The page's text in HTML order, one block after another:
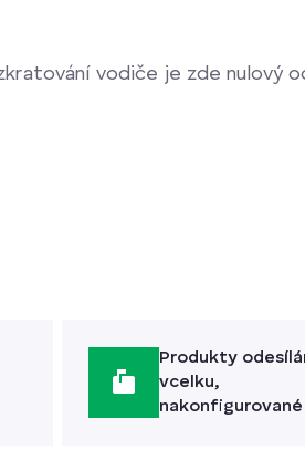
vodiče je zde nulový
Produkty
vcelku,
nakonfigurované